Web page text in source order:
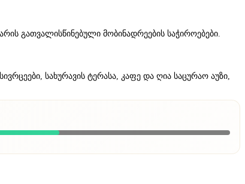
გათვალისწინებული მობინადრეების საჭიროებები.
სახურავის ტერასა, კაფე და ღია საცურაო აუზი,